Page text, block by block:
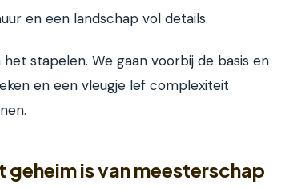
en een landschap vol details.
stapelen. We gaan voorbij de basis en
en een vleugje lef complexiteit
is van meesterschap